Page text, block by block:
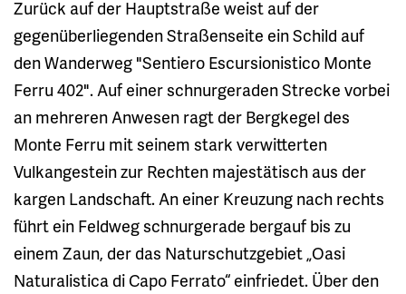
Zurück auf der Hauptstraße weist auf der
gegenüberliegenden Straßenseite ein Schild auf
den Wanderweg "Sentiero Escursionistico Monte
Ferru 402". Auf einer schnurgeraden Strecke vorbei
an mehreren Anwesen ragt der Bergkegel des
Monte Ferru mit seinem stark verwitterten
Vulkangestein zur Rechten majestätisch aus der
kargen Landschaft. An einer Kreuzung nach rechts
führt ein Feldweg schnurgerade bergauf bis zu
einem Zaun, der das Naturschutzgebiet „Oasi
Naturalistica di Capo Ferrato“ einfriedet. Über den